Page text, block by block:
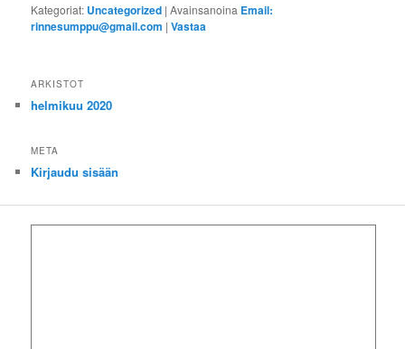
Kategoriat: Uncategorized |Avainsanoina Email:
rinnesumppu@gmail.com |Vastaa
ARKISTOT
helmikuu 2020
META
Kirjaudu sisään